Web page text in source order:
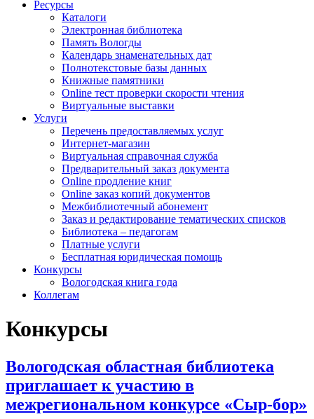
Ресурсы
Каталоги
Электронная библиотека
Память Вологды
Календарь знаменательных дат
Полнотекстовые базы данных
Книжные памятники
Online тест проверки скорости чтения
Виртуальные выставки
Услуги
Перечень предоставляемых услуг
Интернет-магазин
Виртуальная справочная служба
Предварительный заказ документа
Online продление книг
Online заказ копий документов
Межбиблиотечный абонемент
Заказ и редактирование тематических списков
Библиотека – педагогам
Платные услуги
Бесплатная юридическая помощь
Конкурсы
Вологодская книга года
Коллегам
Конкурсы
Вологодская областная библиотека
приглашает к участию в
межрегиональном конкурсе «Сыр-бор»